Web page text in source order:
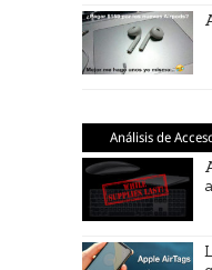
Análisis de